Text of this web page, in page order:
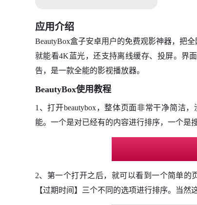
应用介绍
BeautyBox盒子安卓用户的免费观影神器，把
就能看4K蓝光，还支持离线缓存、投屏。界
告，是一款全能的影视播放器。
BeautyBox使用教程
1、打开beautybox，整体页面非常干净简洁
能。一个是对已经有的内容进行排序，一个是
2、第一个打开之后，就可以看到一个简单
【过期时间】三个不同的选项进行排序。当